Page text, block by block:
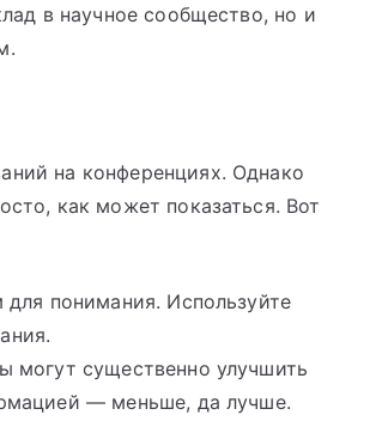
в научное сообщество, но и
на конференциях. Однако
как может показаться. Вот
понимания. Используйте
могут существенно улучшить
— меньше, да лучше.